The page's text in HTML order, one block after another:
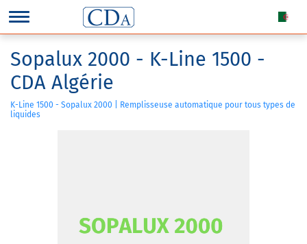
Sopalux 2000 - K-Line 1500 -
CDA Algérie
K-Line 1500 - Sopalux 2000 | Remplisseuse automatique pour tous types de
liquides